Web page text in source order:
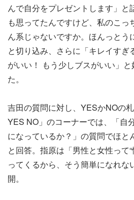
んで自分をプレゼントします」と
も思ってたんですけど、私のこっ
ん系じゃないですか。ほんっとう
と切り込み、さらに「キレイすぎ
がいい！ もう少しブスがいい」
た。
吉田の質問に対し、YESかNOの
YES NO」のコーナーでは、「自
になっているか？」の質問でほと
と回答。指原は「男性と女性って
ってくるから、そう簡単になれな
開。